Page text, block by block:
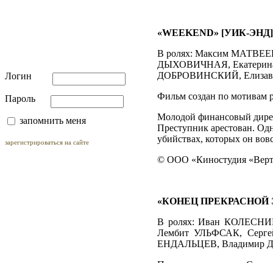
Логин
Пароль
запомнить меня
зарегистрироваться на сайте
«WEEKEND» [УИК-ЭНД]
В ролях: Максим
ДЫХОВИЧНАЯ,
ДОБРОВИНСКИЙ,
Фильм создан по мотивам
Молодой финансовый
Преступник арестован.
убийствах, которых он
© ООО «Киностудия
«КОНЕЦ ПРЕКРАСНОЙ
В ролях: Иван
Лембит УЛЬФСАК,
ЕНДАЛЬЦЕВ, Владимир